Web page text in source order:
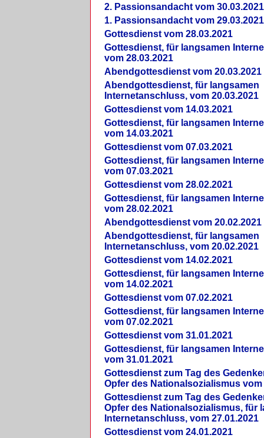
2. Passionsandacht vom 30.03.2021
1. Passionsandacht vom 29.03.2021
Gottesdienst vom 28.03.2021
Gottesdienst, für langsamen
vom 28.03.2021
Abendgottesdienst vom 20.03.2021
Abendgottesdienst, für langsamen
Internetanschluss, vom 20.03.2021
Gottesdienst vom 14.03.2021
Gottesdienst, für langsamen
vom 14.03.2021
Gottesdienst vom 07.03.2021
Gottesdienst, für langsamen
vom 07.03.2021
Gottesdienst vom 28.02.2021
Gottesdienst, für langsamen
vom 28.02.2021
Abendgottesdienst vom 20.02.2021
Abendgottesdienst, für langsamen
Internetanschluss, vom 20.02.2021
Gottesdienst vom 14.02.2021
Gottesdienst, für langsamen
vom 14.02.2021
Gottesdienst vom 07.02.2021
Gottesdienst, für langsamen
vom 07.02.2021
Gottesdienst vom 31.01.2021
Gottesdienst, für langsamen
vom 31.01.2021
Gottesdienst zum Tag des
Opfer des Nationalsozialismus vom
Gottesdienst zum Tag des
Opfer des Nationalsozialismus, für
Internetanschluss, vom 27.01.2021
Gottesdienst vom 24.01.2021